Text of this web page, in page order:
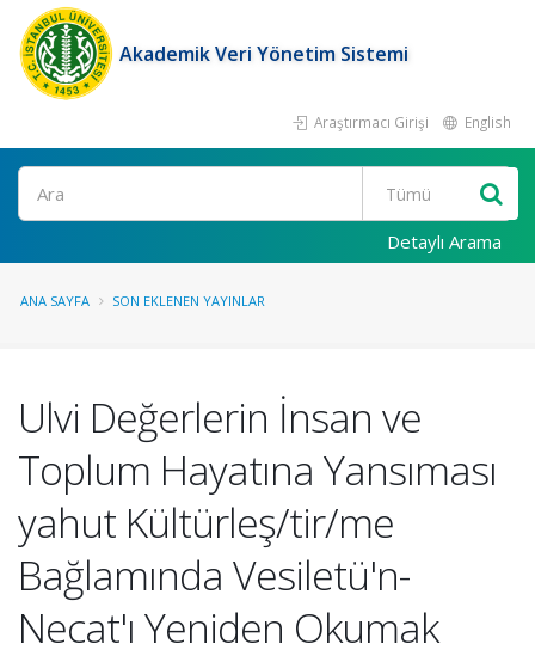
Akademik Veri Yönetim Sistemi
Araştırmacı Girişi English
Ara
Detaylı Arama
ANA SAYFA SON EKLENEN YAYINLAR
Ulvi Değerlerin İnsan ve
Toplum Hayatına Yansıması
yahut Kültürleş/tir/me
Bağlamında Vesiletü'n-
Necat'ı Yeniden Okumak